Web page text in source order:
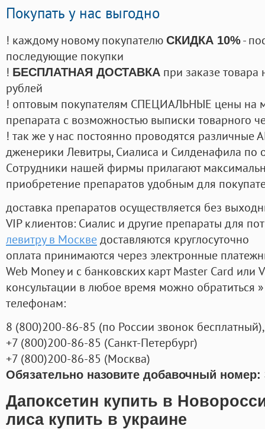
Покупать у нас выгодно
! каждому новому покупателю СКИДКА 10%-
последующие покупки
! БЕСПЛАТНАЯ ДОСТАВКА при заказе
рублей
! оптовым покупателям СПЕЦИАЛЬНЫЕ цены на
препарата с возможностью выписки товарного
! так же у нас постоянно проводятся
дженерики Левитры, Сиалиса и Силденафила по
Cотрудники нашей фирмы прилагают
приобретение препаратов удобным для
доставка препаратов осуществляется без
VIP клиентов: Сиалис и другие препараты для
левитру в Москведоставляются круглосуточно
оплата принимаются через электронные
Web Money и с банковских карт Master Card или
консультации в любое время можно обратиться
телефонам:
8 (800)200-86-85 (по России звонок бесплатный),
+7 (800)200-86-85 (Санкт-Петербург)
+7 (800)200-86-85 (Москва)
Обязательно назовите добавочный номер:
Дапоксетин купить в
лиса купить в украине